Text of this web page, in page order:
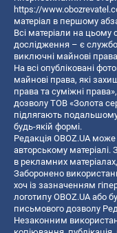
https://
матеріал в першому
Всі матеріали на цьому
дослідження – є
виключні майнові
На всі опубліковані
майнові права, які
права та суміжні
дозволу ТОВ «Золота
підлягають
будь-якій формі.
Редакція OBOZ.UA
авторському матеріалі.
в рекламних
Заборонено
хоч із зазначенням
логотипу OBOZ.UA або
письмового дозволу
Незаконним